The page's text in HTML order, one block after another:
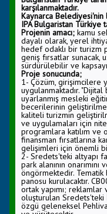
karşılanmaktadır.
Kaynarca
IPA Bulgaristan Türkiye
Projenin amacı; kamu
dayalı olarak, yerel
hedef odaklı bir turizm
geniş fırsatlar
sürdürülebilir ve
Proje sonucunda;
1- Çözüm,
uygulanmaktadır.
uyarlanmış mesleki
becerilerinin
kaliteli turizmin
ve uygulamaları için
programlara katılım ve
finansman fırsatlarına
gelişimleri için önemli
2- Sredets'teki altyapı
park alanının
öngörmektedir.
panosu kurulacaktır.
ortak yapımı;
oluşturulan
özgü geleneksel